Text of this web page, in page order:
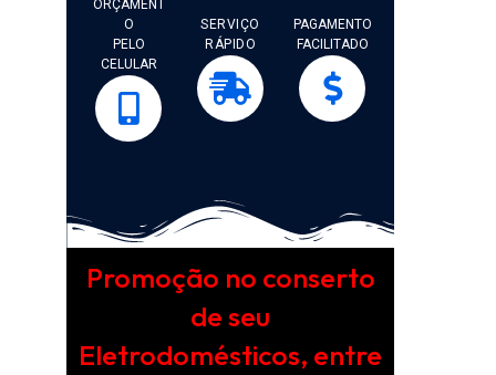
ORÇAMENT
O
PELO
CELULAR
SERVIÇO
RÁPIDO
PAGAMENTO
FACILITADO
Promoção no conserto
de seu
Eletrodomésticos, entre